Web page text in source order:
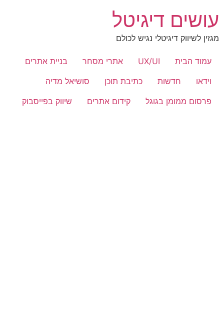
לתוכן
עושים דיגיטל
מגזין לשיווק דיגיטלי נגיש לכולם
עמוד הבית UX/UI אתרי מסחר
בניית אתרים
וידאו
חדשות כתיבת תוכן
סושיאל מדיה
פרסום ממומן בגוגל
קידום אתרים שיווק בפייסבוק